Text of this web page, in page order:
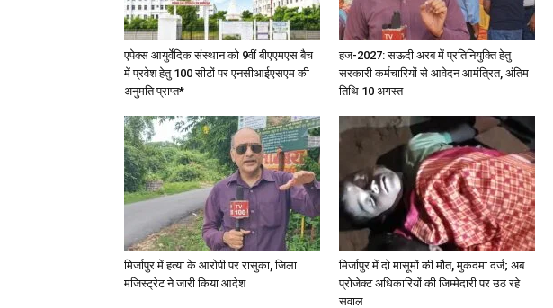
एपेक्स आयुर्वेदिक संस्थान को 9वीं बीएएमएस बैच
में प्रवेश हेतु 100 सीटों पर एनसीआईएसएम की
अनुमति प्राप्त*
हज-2027: सऊदी अरब में प्रतिनियुक्ति हेतु
सरकारी कर्मचारियों से आवेदन आमंत्रित, अंतिम
तिथि 10 अगस्त
मिर्जापुर में हत्या के आरोपी पर रासुका, जिला
मजिस्ट्रेट ने जारी किया आदेश
मिर्जापुर में दो मासूमों की मौत, मुकदमा दर्ज; अब
प्रोजेक्ट अधिकारियों की जिम्मेदारी पर उठ रहे
सवाल